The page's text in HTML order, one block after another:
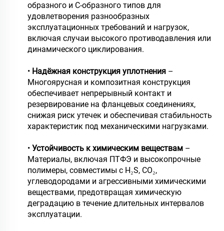
образного и С-образного типов для
удовлетворения разнообразных
эксплуатационных требований и нагрузок,
включая случаи высокого противодавления или
динамического циклирования.
• Надёжная конструкция уплотнения –
Многоярусная и композитная конструкция
обеспечивает непрерывный контакт и
резервирование на фланцевых соединениях,
снижая риск утечек и обеспечивая стабильность
характеристик под механическими нагрузками.
• Устойчивость к химическим веществам –
Материалы, включая ПТФЭ и высокопрочные
полимеры, совместимы с H₂S, CO₂,
углеводородами и агрессивными химическими
веществами, предотвращая химическую
деградацию в течение длительных интервалов
эксплуатации.